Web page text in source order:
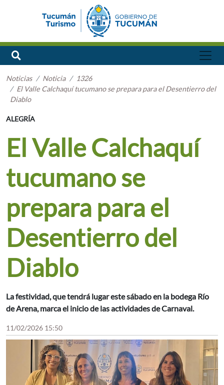
Noticias Noticia
1326
El Valle Calchaquí tucumano se prepara para el Desentierro del
Diablo
ALEGRÍA
El Valle Calchaquí
tucumano se
prepara para el
Desentierro del
Diablo
La festividad, que tendrá lugar este sábado en la bodega Río
de Arena, marca el inicio de las actividades de Carnaval.
11/02/2026 15:50